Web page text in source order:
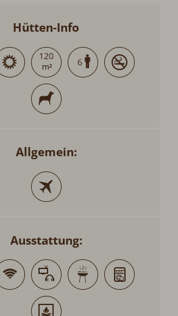
Hütten-Info
120
6
Allgemein:
Ausstattung: